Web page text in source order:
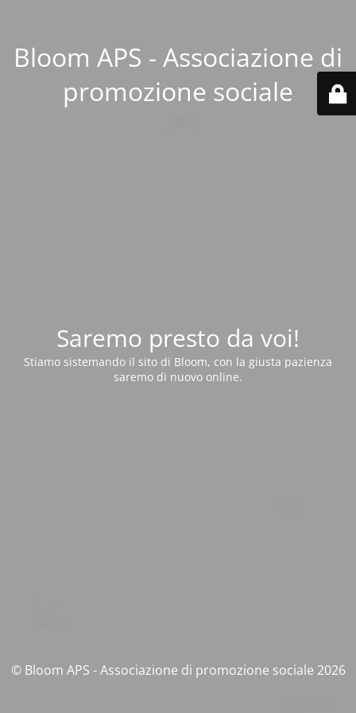
Bloom APS - Associazione di
promozione sociale
Saremo presto da voi!
Stiamo sistemando il sito di Bloom, con la giusta pazienza
saremo di nuovo online.
© Bloom APS - Associazione di promozione sociale 2026